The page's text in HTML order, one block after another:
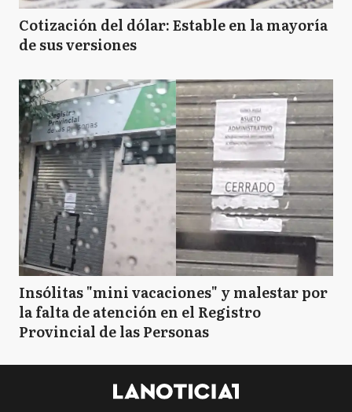
Cotización del dólar: Estable en la mayoría
de sus versiones
Insólitas "mini vacaciones" y malestar por
la falta de atención en el Registro
Provincial de las Personas